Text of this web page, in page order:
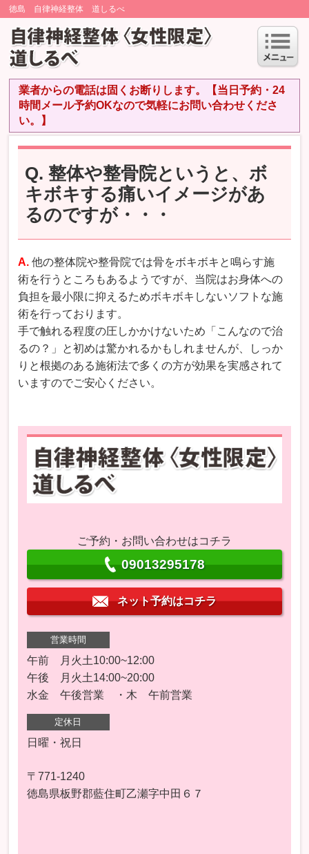
徳島 自律神経整体 道しるべ
業者からの電話は固くお断りします。【当日予約・24
時間メール予約OKなので気軽にお問い合わせくださ
い。】
Q. 整体や整骨院というと、ボ
キボキする痛いイメージがあ
るのですが・・・
A. 他の整体院や整骨院では骨をボキボキと鳴らす施
術を行うところもあるようですが、当院はお身体への
負担を最小限に抑えるためボキボキしないソフトな施
術を行っております。
手で触れる程度の圧しかかけないため「こんなので治
るの？」と初めは驚かれるかもしれませんが、しっか
りと根拠のある施術法で多くの方が効果を実感されて
いますのでご安心ください。
ご予約・お問い合わせはコチラ
09013295178
ネット予約はコチラ
営業時間
午前 月火土10:00~12:00
午後 月火土14:00~20:00
水金 午後営業 ・木 午前営業
定休日
日曜・祝日
〒771-1240
徳島県板野郡藍住町乙瀬字中田６７